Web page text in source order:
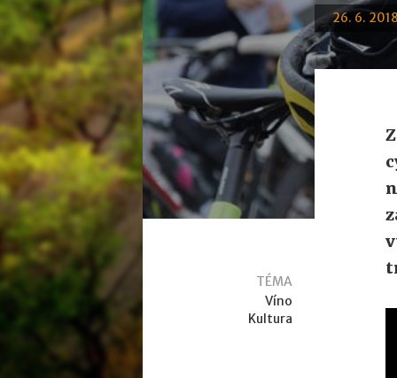
26. 6.
TÉMA
Víno
Kultura